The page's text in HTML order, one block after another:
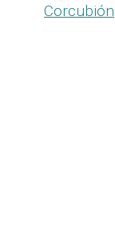
Corcubión